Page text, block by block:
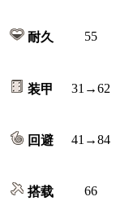
耐久 55
装甲 31→62
回避 41→84
搭载 66